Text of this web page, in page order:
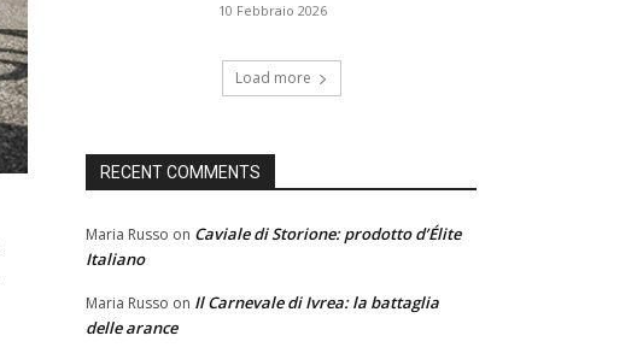
10 Febbraio 2026
Load more
RECENT COMMENTS
Maria Russo on Caviale di Storione: prodotto d’Élite
Italiano
Maria Russo on Il Carnevale di Ivrea: la battaglia
delle arance